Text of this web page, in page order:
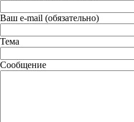
Ваш e-mail (обязательно)
Тема
Сообщение